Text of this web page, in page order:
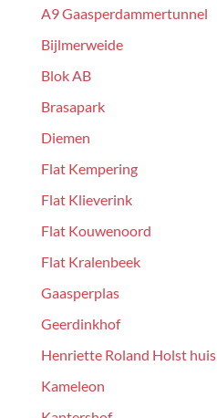
A9 Gaasperdammertunnel
Bijlmerweide
Blok AB
Brasapark
Diemen
Flat Kempering
Flat Klieverink
Flat Kouwenoord
Flat Kralenbeek
Gaasperplas
Geerdinkhof
Henriette Roland Holst huis
Kameleon